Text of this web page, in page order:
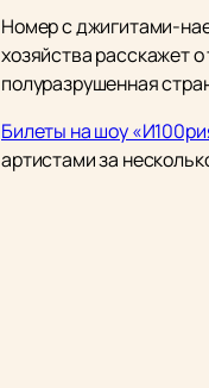
Номер с джигитами-
хозяйства расскажет
полуразрушенная
Билеты на шоу
артистами за